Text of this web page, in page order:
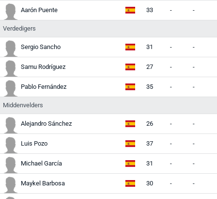
Aarón Puente 33 - -
Verdedigers
Sergio Sancho 31 - -
Samu Rodríguez 27 - -
Pablo Fernández 35 - -
Middenvelders
Alejandro Sánchez 26 - -
Luis Pozo 37 - -
Michael García 31 - -
Maykel Barbosa 30 - -